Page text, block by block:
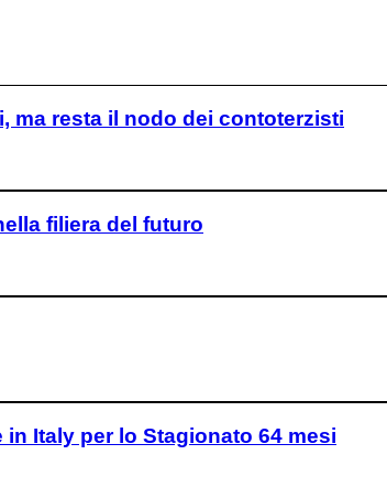
ma resta il nodo dei contoterzisti
filiera del futuro
Italy per lo Stagionato 64 mesi